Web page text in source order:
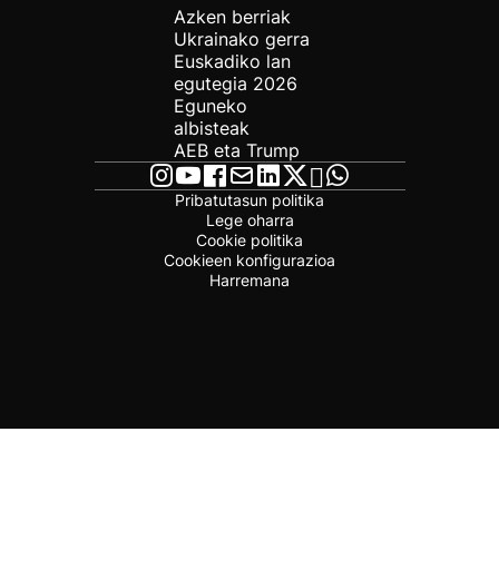
Azken berriak
Ukrainako gerra
Euskadiko lan
egutegia 2026
Eguneko
albisteak
AEB eta Trump
Pribatutasun politika
Lege oharra
Cookie politika
Cookieen konfigurazioa
Harremana